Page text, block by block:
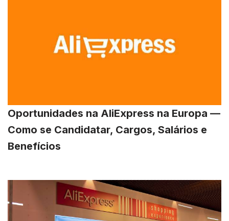
Oportunidades na AliExpress na Europa —
Como se Candidatar, Cargos, Salários e
Benefícios